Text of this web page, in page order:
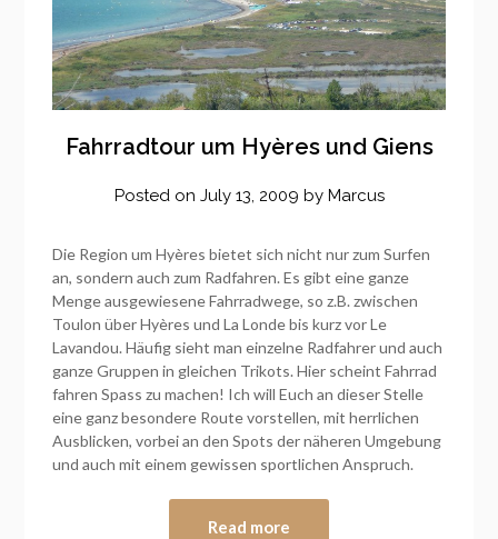
Fahrradtour um Hyères und Giens
Posted on July 13, 2009 by Marcus
Die Region um Hyères bietet sich nicht nur zum Surfen
an, sondern auch zum Radfahren. Es gibt eine ganze
Menge ausgewiesene Fahrradwege, so z.B. zwischen
Toulon über Hyères und La Londe bis kurz vor Le
Lavandou. Häufig sieht man einzelne Radfahrer und auch
ganze Gruppen in gleichen Trikots. Hier scheint Fahrrad
fahren Spass zu machen! Ich will Euch an dieser Stelle
eine ganz besondere Route vorstellen, mit herrlichen
Ausblicken, vorbei an den Spots der näheren Umgebung
und auch mit einem gewissen sportlichen Anspruch.
Read more